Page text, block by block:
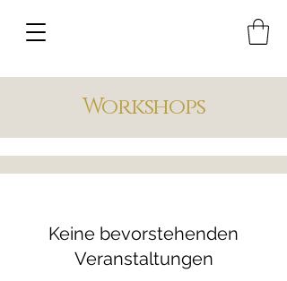
Workshops
Keine bevorstehenden
Veranstaltungen